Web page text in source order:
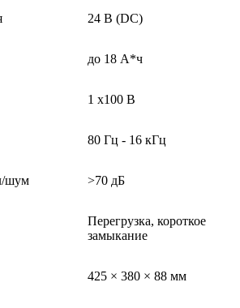
24 В (DC)
до 18 А*ч
1 x100 В
80 Гц - 16 кГц
шум >70 дБ
Перегрузка, короткое
замыкание
425 × 380 × 88 мм